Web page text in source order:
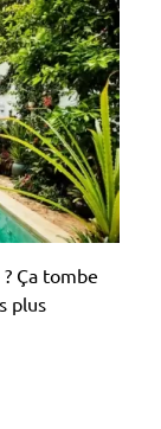
Ça tombe
plus